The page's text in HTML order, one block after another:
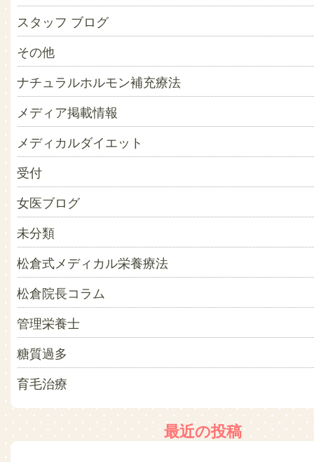
スタッフ ブログ
その他
ナチュラルホルモン補充療法
メディア掲載情報
メディカルダイエット
受付
女医ブログ
未分類
松倉式メディカル栄養療法
松倉院長コラム
管理栄養士
糖質過多
育毛治療
最近の投稿